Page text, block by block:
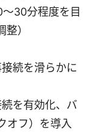
～30分程度を目
）
続を滑らかに
を有効化、バ
オフ）を導入